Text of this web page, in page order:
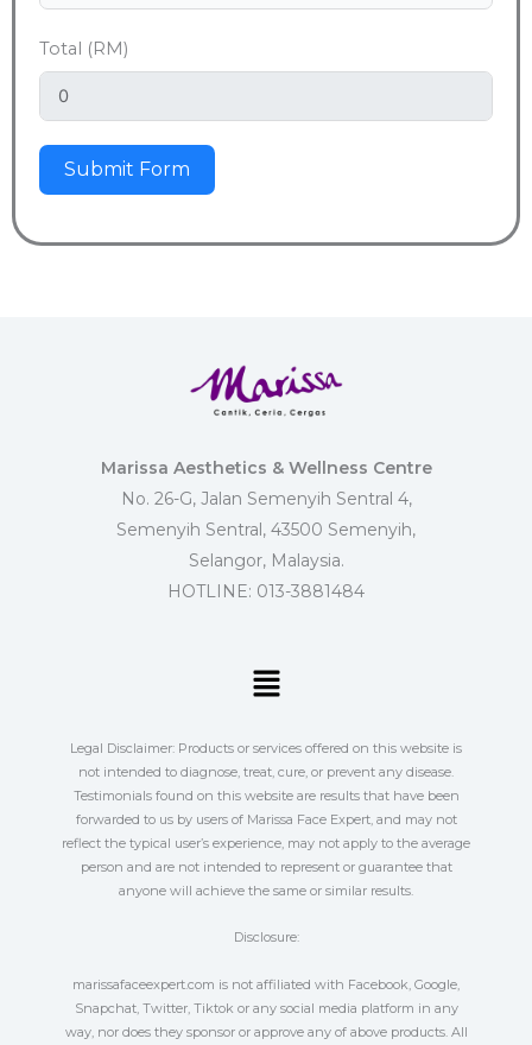
Total (RM)
Submit Form
Marissa Aesthetics & Wellness Centre
No. 26-G, Jalan Semenyih Sentral 4,
Semenyih Sentral, 43500 Semenyih,
Selangor, Malaysia.
HOTLINE: 013-3881484
Menu
Legal Disclaimer: Products or services offered on this website is
not intended to diagnose, treat, cure, or prevent any disease.
Testimonials found on this website are results that have been
forwarded to us by users of Marissa Face Expert, and may not
reflect the typical user’s experience, may not apply to the average
person and are not intended to represent or guarantee that
anyone will achieve the same or similar results.
Disclosure:
marissafaceexpert.com is not affiliated with Facebook, Google,
Snapchat, Twitter, Tiktok or any social media platform in any
way, nor does they sponsor or approve any of above products. All